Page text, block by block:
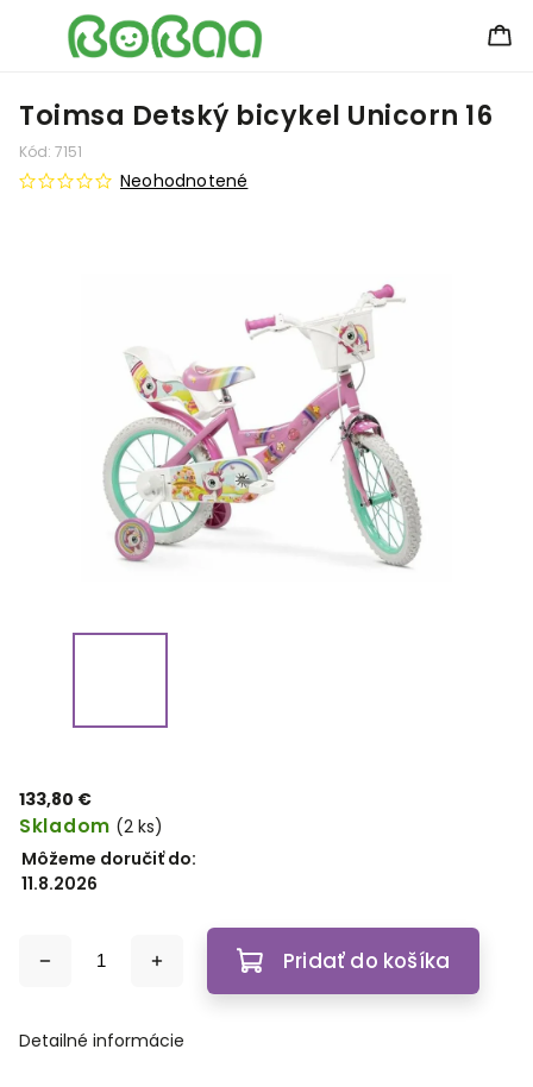
Toimsa Detský bicykel Unicorn 16
Kód: 7151
Neohodnotené
133,80 €
Skladom (2 ks)
Môžeme doručiť do:
11.8.2026
Pridať do košíka
Detailné informácie